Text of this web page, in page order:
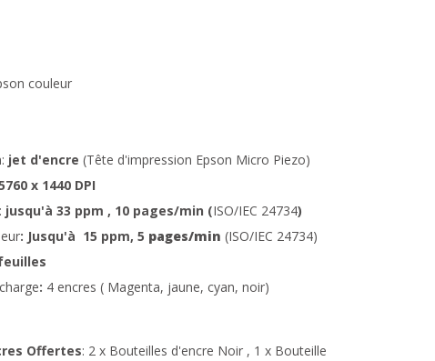
couleur
jet d'encre (Tête d'impression Epson Micro Piezo)
x 1440 DPI
jusqu'à 33 ppm , 10 pages/min (ISO/IEC 24734)
: Jusqu'à 15 ppm, 5 pages/min (ISO/IEC 24734)
: 4 encres ( Magenta, jaune, cyan, noir)
Offertes: 2 x Bouteilles d'encre Noir , 1 x Bouteille